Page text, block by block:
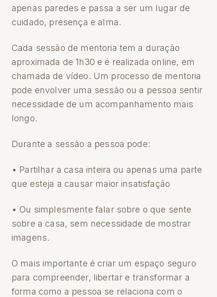
apenas paredes e passa a ser um lugar de
cuidado, presença e alma.
Cada sessão de mentoria tem a duração
aproximada de 1h30 e é realizada online, em
chamada de vídeo. Um processo de mentoria
pode envolver uma sessão ou a pessoa sentir
necessidade de um acompanhamento mais
longo.
Durante a sessão a pessoa pode:
• Partilhar a casa inteira ou apenas uma parte
que esteja a causar maior insatisfação
• Ou simplesmente falar sobre o que sente
sobre a casa, sem necessidade de mostrar
imagens.
O mais importante é criar um espaço seguro
para compreender, libertar e transformar a
forma como a pessoa se relaciona com o